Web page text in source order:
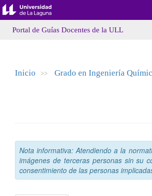
Portal de Guías Docentes de la ULL
Inicio >> Grado en Ingeniería
Nota informativa: Atendiendo a la
imágenes de terceras personas sin su
consentimiento de las personas